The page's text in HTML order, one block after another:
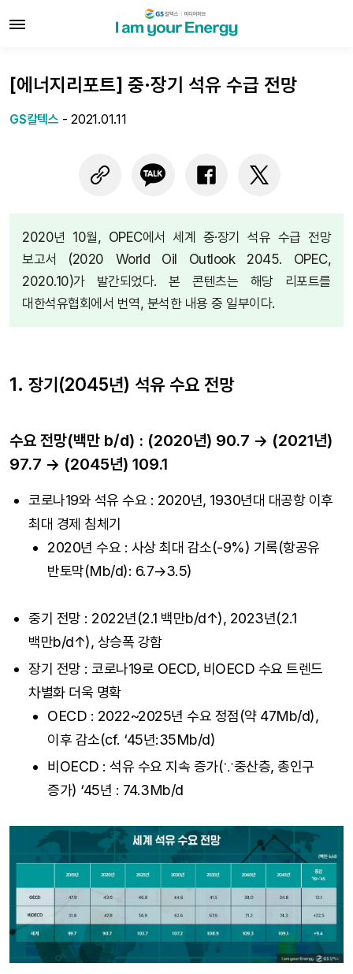
[에너지리포트] 중·장기 석유 수급 전망
GS칼텍스 - 2021.01.11
2020년 10월, OPEC에서 세계 중·장기 석유 수급 전망
보고서 (2020 World Oil Outlook 2045. OPEC,
2020.10)가 발간되었다. 본 콘텐츠는 해당 리포트를
대한석유협회에서 번역, 분석한 내용 중 일부이다.
1. 장기(2045년) 석유 수요 전망
수요 전망(백만 b/d) : (2020년) 90.7 → (2021년)
97.7 → (2045년) 109.1
코로나19와 석유 수요 : 2020년, 1930년대 대공항 이후
최대 경제 침체기
2020년 수요 : 사상 최대 감소(-9%) 기록(항공유
반토막(Mb/d): 6.7→3.5)
중기 전망 : 2022년(2.1 백만b/d↑), 2023년(2.1
백만b/d↑), 상승폭 강함
장기 전망 : 코로나19로 OECD, 비OECD 수요 트렌드
차별화 더욱 명확
OECD : 2022~2025년 수요 정점(약 47Mb/d),
이후 감소(cf. ‘45년:35Mb/d)
비OECD : 석유 수요 지속 증가(∵중산층, 총인구
증가) ‘45년 : 74.3Mb/d